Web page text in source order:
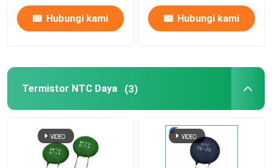
Hubungi kami Hubungi kami
Termistor NTC Daya (3)